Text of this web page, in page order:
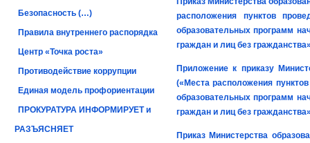
Безопасность (…)
Правила внутреннего распорядка
Центр «Точка роста»
Противодействие коррупции
Единая модель профориентации
ПРОКУРАТУРА ИНФОРМИРУЕТ и
РАЗЪЯСНЯЕТ
расположения пунктов
образовательных программ
граждан и лиц без
Приложение к приказу
(«Места расположения
образовательных программ
граждан и лиц без
Приказ Министерства